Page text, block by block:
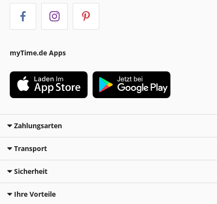
myTime.de Apps
Zahlungsarten
Transport
Sicherheit
Ihre Vorteile